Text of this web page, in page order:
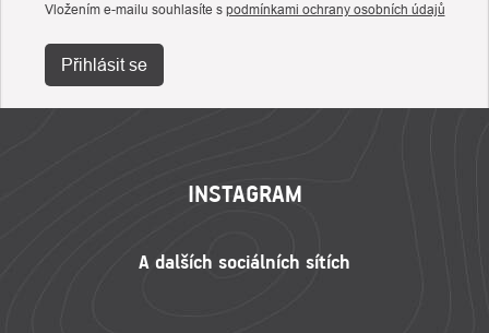
Vložením e-mailu souhlasíte s podmínkami ochrany osobních údajů
Přihlásit se
INSTAGRAM